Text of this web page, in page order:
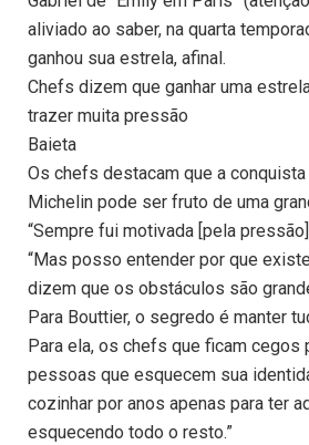
aliviado ao saber, na quarta
ganhou sua estrela, afinal.
Chefs dizem que ganhar uma
trazer muita pressão
Baieta
Os chefs destacam que a
Michelin pode ser fruto de uma
“Sempre fui motivada [pela
“Mas posso entender por que
dizem que os obstáculos são
Para Bouttier, o segredo é manter
Para ela, os chefs que ficam cegos
pessoas que esquecem sua
cozinhar por anos apenas para ter
esquecendo todo o resto.”